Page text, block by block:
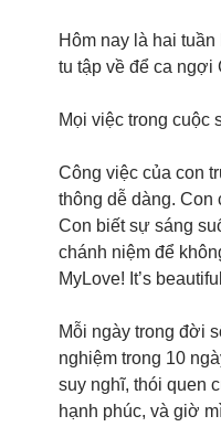
Phim Tâm Linh Hoạt
Hôm nay là hai
tu tập về để ca ngợi
Mọi việc trong cuộc
Công việc của con
thông dễ dàng. Con
Con biết sự sáng
chánh niệm để
MyLove! It’s
Mỗi ngày trong đời
nghiệm trong 10
suy nghĩ, thói quen
hạnh phúc, và giờ